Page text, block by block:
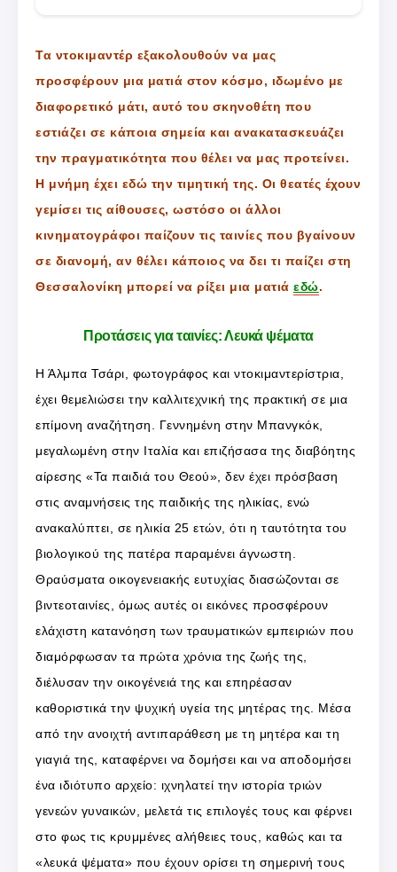
Τα ντοκιμαντέρ εξακολουθούν να μας
προσφέρουν μια ματιά στον κόσμο, ιδωμένο με
διαφορετικό μάτι, αυτό του σκηνοθέτη που
εστιάζει σε κάποια σημεία και ανακατασκευάζει
την πραγματικότητα που θέλει να μας προτείνει.
Η μνήμη έχει εδώ την τιμητική της. Οι θεατές έχουν
γεμίσει τις αίθουσες, ωστόσο οι άλλοι
κινηματογράφοι παίζουν τις ταινίες που βγαίνουν
σε διανομή, αν θέλει κάποιος να δει τι παίζει στη
Θεσσαλονίκη μπορεί να ρίξει μια ματιά εδώ.
Προτάσεις για ταινίες: Λευκά ψέματα
Η Άλμπα Τσάρι, φωτογράφος και ντοκιμαντερίστρια,
έχει θεμελιώσει την καλλιτεχνική της πρακτική σε μια
επίμονη αναζήτηση. Γεννημένη στην Μπανγκόκ,
μεγαλωμένη στην Ιταλία και επιζήσασα της διαβόητης
αίρεσης «Τα παιδιά του Θεού», δεν έχει πρόσβαση
στις αναμνήσεις της παιδικής της ηλικίας, ενώ
ανακαλύπτει, σε ηλικία 25 ετών, ότι η ταυτότητα του
βιολογικού της πατέρα παραμένει άγνωστη.
Θραύσματα οικογενειακής ευτυχίας διασώζονται σε
βιντεοταινίες, όμως αυτές οι εικόνες προσφέρουν
ελάχιστη κατανόηση των τραυματικών εμπειριών που
διαμόρφωσαν τα πρώτα χρόνια της ζωής της,
διέλυσαν την οικογένειά της και επηρέασαν
καθοριστικά την ψυχική υγεία της μητέρας της. Μέσα
από την ανοιχτή αντιπαράθεση με τη μητέρα και τη
γιαγιά της, καταφέρνει να δομήσει και να αποδομήσει
ένα ιδιότυπο αρχείο: ιχνηλατεί την ιστορία τριών
γενεών γυναικών, μελετά τις επιλογές τους και φέρνει
στο φως τις κρυμμένες αλήθειες τους, καθώς και τα
«λευκά ψέματα» που έχουν ορίσει τη σημερινή τους